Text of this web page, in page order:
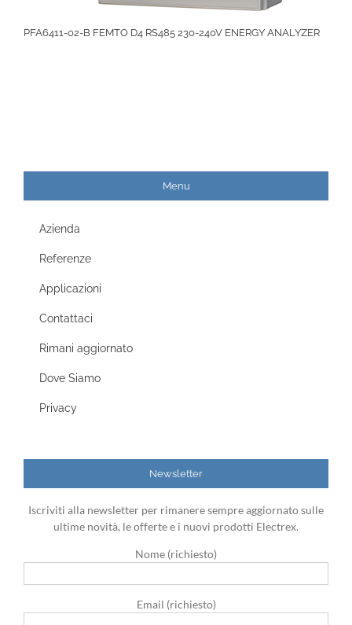
PFA6411-02-B FEMTO D4 RS485 230-240V ENERGY ANALYZER
Menu
Azienda
Referenze
Applicazioni
Contattaci
Rimani aggiornato
Dove Siamo
Privacy
Newsletter
Iscriviti alla newsletter per rimanere sempre aggiornato sulle
ultime novità, le offerte e i nuovi prodotti Electrex.
Nome (richiesto)
Email (richiesto)